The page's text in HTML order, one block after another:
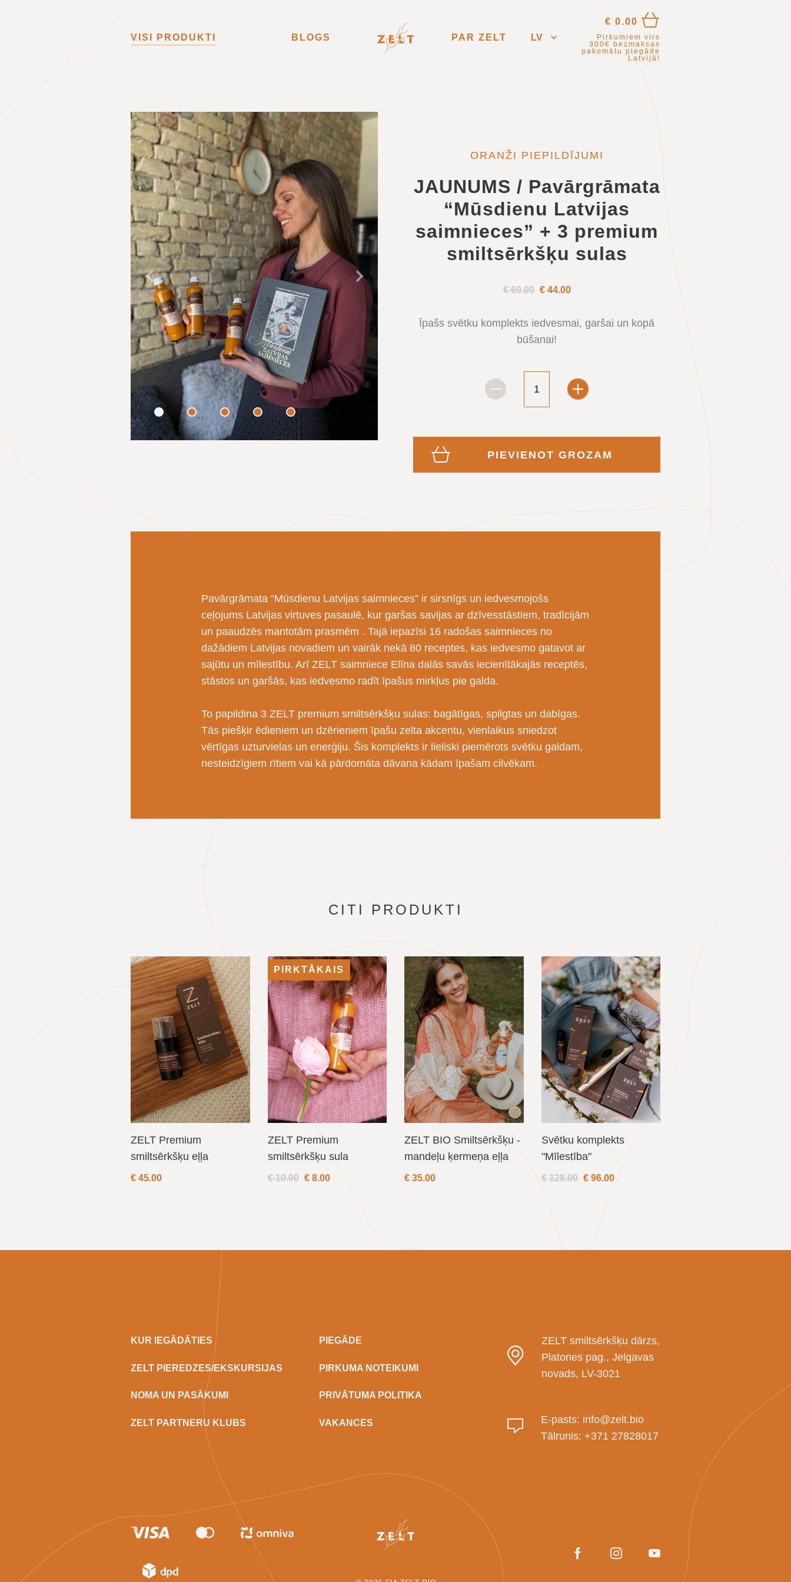
VISI PRODUKTI BLOGS PAR ZELT LV
€0.00
Pirkumiem virs
300€ bezmaksas
pakomātu piegāde
Latvijā!
Atpakaļ Tālāk
ORANŽI PIEPILDĪJUMI
JAUNUMS / Pavārgrāmata
“Mūsdienu Latvijas
saimnieces” + 3 premium
smiltsērkšķu sulas
€ 60.00 € 44.00
Īpašs svētku komplekts iedvesmai, garšai un kopā
būšanai!
PIEVIENOT GROZAM
Pavārgrāmata “Mūsdienu Latvijas saimnieces” ir sirsnīgs un iedvesmojošs
ceļojums Latvijas virtuves pasaulē, kur garšas savijas ar dzīvesstāstiem, tradīcijām
un paaudzēs mantotām prasmēm . Tajā iepazīsi 16 radošas saimnieces no
dažādiem Latvijas novadiem un vairāk nekā 80 receptes, kas iedvesmo gatavot ar
sajūtu un mīlestību. Arī ZELT saimniece Elīna dalās savās iecienītākajās receptēs,
stāstos un garšās, kas iedvesmo radīt īpašus mirkļus pie galda.
To papildina 3 ZELT premium smiltsērkšķu sulas: bagātīgas, spilgtas un dabīgas.
Tās piešķir ēdieniem un dzērieniem īpašu zelta akcentu, vienlaikus sniedzot
vērtīgas uzturvielas un enerģiju. Šis komplekts ir lieliski piemērots svētku galdam,
nesteidzīgiem rītiem vai kā pārdomāta dāvana kādam īpašam cilvēkam.
CITI PRODUKTI
ZELT Premium
smiltsērkšķu eļļa
€ 45.00
PIRKTĀKAIS
ZELT Premium
smiltsērkšķu sula
€ 10.00 € 8.00
ZELT BIO Smiltsērkšķu -
mandeļu ķermeņa eļļa
€ 35.00
Svētku komplekts
"Mīlestība"
€ 128.00 € 96.00
KUR IEGĀDĀTIES
ZELT PIEREDZES/EKSKURSIJAS
NOMA UN PASĀKUMI
ZELT PARTNERU KLUBS
PIEGĀDE
PIRKUMA NOTEIKUMI
PRIVĀTUMA POLITIKA
VAKANCES
ZELT smiltsērkšķu dārzs,
Platones pag., Jelgavas
novads, LV-3021
E-pasts: info@zelt.bio
Tālrunis: +371 27828017